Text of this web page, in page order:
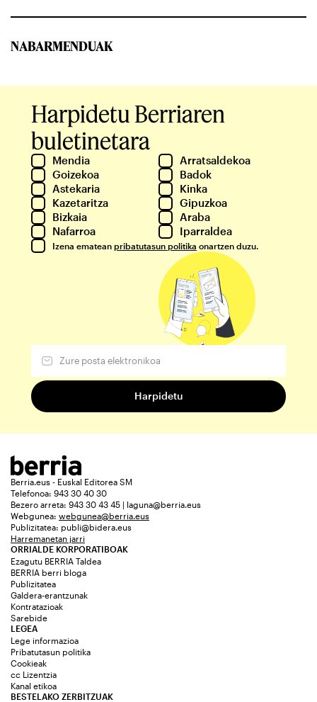
NABARMENDUAK
Harpidetu Berriaren
buletinetara
Mendia
Arratsaldekoa
Goizekoa
Badok
Astekaria
Kinka
Kazetaritza
Gipuzkoa
Bizkaia
Araba
Nafarroa
Iparraldea
Izena ematean pribatutasun politika onartzen duzu.
Berria.eus - Euskal Editorea SM
Telefonoa: 943 30 40 30
Bezero arreta: 943 30 43 45 | laguna@berria.eus
Webgunea: webgunea@berria.eus
Publizitatea: publi@bidera.eus
Harremanetan jarri
ORRIALDE KORPORATIBOAK
Ezagutu BERRIA Taldea
BERRIA berri bloga
Publizitatea
Galdera-erantzunak
Kontratazioak
Sarebide
LEGEA
Lege informazioa
Pribatutasun politika
Cookieak
cc Lizentzia
Kanal etikoa
BESTELAKO ZERBITZUAK